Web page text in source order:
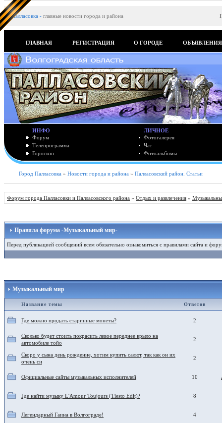
Палласовка - главные новости города и района
ГЛАВНАЯ РЕГИСТРАЦИЯ О ГОРОДЕ ОБЪЯВЛЕНИЯ
ИНФО
Форум
Телепрограмма
Гороскоп
ЛИЧНОЕ
Фотогалерея
Чат
Фотоальбомы
Город Палласовка » Новости города и района » Палласовский район. Статьи
Форум города Палласовки и Палласовского района » Отдых и развлечения »
Правила форума -Музыкальный мир-
Перед публикацией сообщений всем обязательно ознакомиться с правилами сайта и
Музыкальный мир
Название темы Ответов
Где можно продать старинные монеты? 2
Сколько будет стоить покрасить левое переднее крыло на
автомобиле тойо
2
Скоро у сына день рождение, хотим купить салют, так как он их
очень си
2
Официальные сайты музыкальных исполнителей 10
Где найти музыку L'Amour Toujours (Tiesto Edit)? 8
Легендарный Гаина в Волгограде! 4